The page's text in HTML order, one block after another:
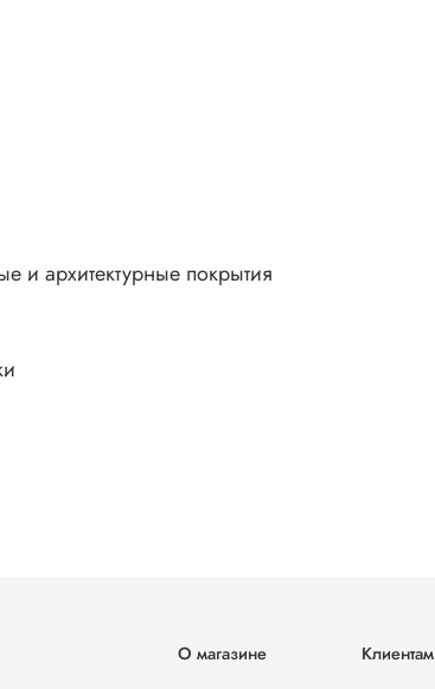
и архитектурные покрытия
О магазине
Клиентам